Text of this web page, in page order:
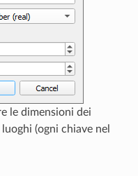
le dimensioni dei
(ogni chiave nel